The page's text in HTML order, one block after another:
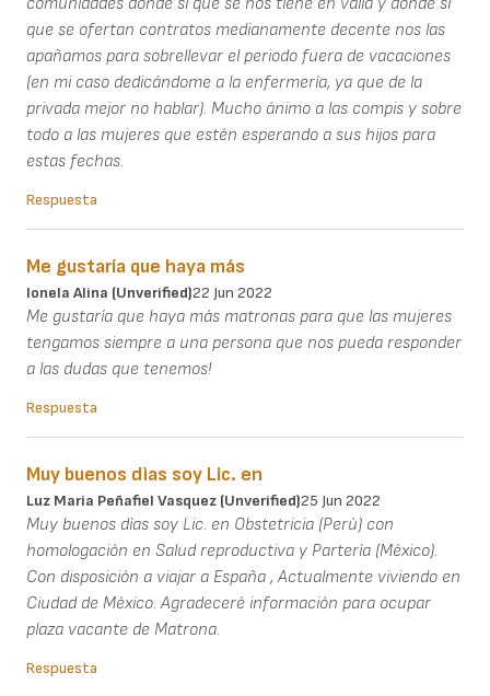
comunidades donde si que se nos tiene en valía y donde sí
que se ofertan contratos medianamente decente nos las
apañamos para sobrellevar el periodo fuera de vacaciones
(en mi caso dedicándome a la enfermería, ya que de la
privada mejor no hablar). Mucho ánimo a las compis y sobre
todo a las mujeres que estén esperando a sus hijos para
estas fechas.
Respuesta
Me gustaría que haya más
Ionela Alina (unverified)22 Jun 2022
Me gustaría que haya más matronas para que las mujeres
tengamos siempre a una persona que nos pueda responder
a las dudas que tenemos!
Respuesta
Muy buenos dìas soy Lic. en
Luz Maria Peñafiel Vasquez (unverified)25 Jun 2022
Muy buenos dìas soy Lic. en Obstetricia (Perù) con
homologaciòn en Salud reproductiva y Parterìa (Mèxico).
Con disposiciòn a viajar a España , Actualmente viviendo en
Ciudad de Mèxico. Agradecerè informaciòn para ocupar
plaza vacante de Matrona.
Respuesta